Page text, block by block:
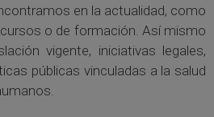
en la actualidad, como
o de formación. Así mismo
vigente, iniciativas legales,
públicas vinculadas a la salud